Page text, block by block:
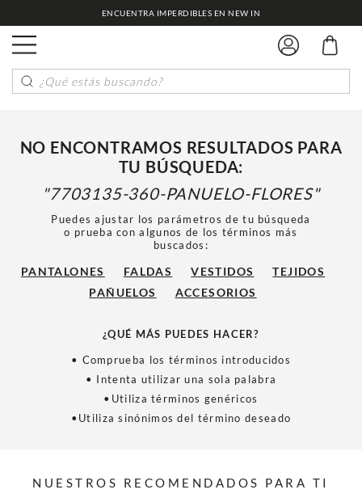
ENCUENTRA IMPERDIBLES EN NEW IN
¿Qué estás buscando?
NO ENCONTRAMOS RESULTADOS PARA
TU BÚSQUEDA:
7703135-360-PANUELO-FLORES
Puedes ajustar los parámetros de tu búsqueda
o prueba con algunos de los términos más
buscados:
PANTALONES FALDAS VESTIDOS
TEJIDOS
PAÑUELOS
ACCESORIOS
¿QUÉ MÁS PUEDES HACER?
• Comprueba los términos introducidos
• Intenta utilizar una sola palabra
•Utiliza términos genéricos
•Utiliza sinónimos del término deseado
NUESTROS RECOMENDADOS PARA TI